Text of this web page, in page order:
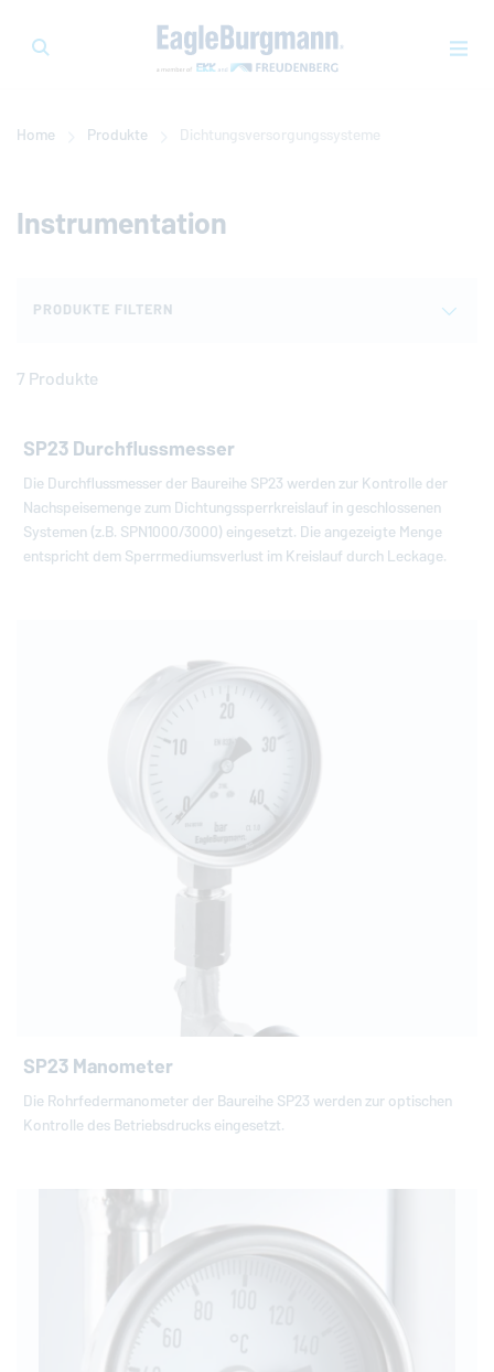
Home Produkte Dichtungsversorgungssysteme
Instrumentation
PRODUKTE FILTERN
7 Produkte
SP23 Durchflussmesser
Die Durchflussmesser der Baureihe SP23 werden zur Kontrolle der
Nachspeisemenge zum Dichtungssperrkreislauf in geschlossenen
Systemen (z.B. SPN1000/3000) eingesetzt. Die angezeigte Menge
entspricht dem Sperrmediumsverlust im Kreislauf durch Leckage.
SP23 Manometer
Die Rohrfedermanometer der Baureihe SP23 werden zur optischen
Kontrolle des Betriebsdrucks eingesetzt.